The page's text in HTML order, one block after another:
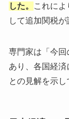
した。
これに
して追加関税が
専門家は「今
あり、各国経済
との見解を示し